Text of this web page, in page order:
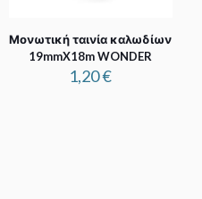
Μονωτική ταινία καλωδίων
19mmX18m WONDER
1,20€